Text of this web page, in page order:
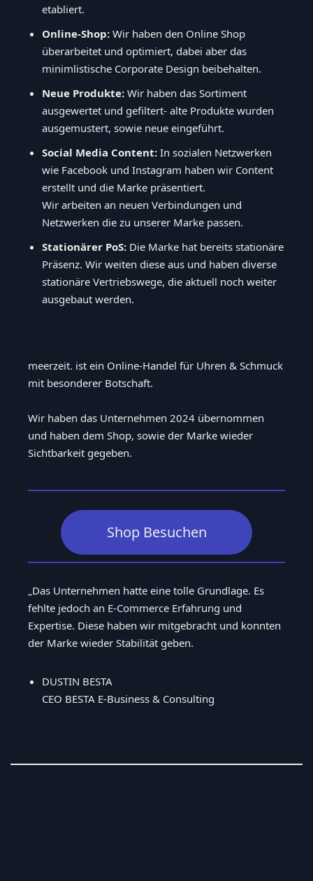
etabliert.
Online-Shop: Wir haben den Online Shop
überarbeitet und optimiert, dabei aber das
minimlistische Corporate Design beibehalten.
Neue Produkte: Wir haben das Sortiment
ausgewertet und gefiltert- alte Produkte wurden
ausgemustert, sowie neue eingeführt.
Social Media Content: In sozialen Netzwerken
wie Facebook und Instagram haben wir Content
erstellt und die Marke präsentiert.
Wir arbeiten an neuen Verbindungen und
Netzwerken die zu unserer Marke passen.
Stationärer PoS: Die Marke hat bereits stationäre
Präsenz. Wir weiten diese aus und haben diverse
stationäre Vertriebswege, die aktuell noch weiter
ausgebaut werden.
meerzeit. ist ein Online-Handel für Uhren & Schmuck
mit besonderer Botschaft.
Wir haben das Unternehmen 2024 übernommen
und haben dem Shop, sowie der Marke wieder
Sichtbarkeit gegeben.
Shop Besuchen
„Das Unternehmen hatte eine tolle Grundlage. Es
fehlte jedoch an E-Commerce Erfahrung und
Expertise. Diese haben wir mitgebracht und konnten
der Marke wieder Stabilität geben.
DUSTIN BESTA
CEO BESTA E-Business & Consulting